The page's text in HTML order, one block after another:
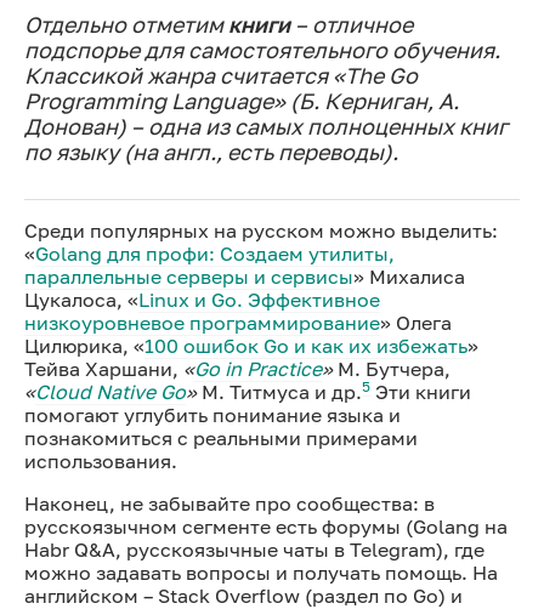
Отдельно отметимкниги– отличное
подспорье для самостоятельного обучения.
Классикой жанра считается«The Go
Programming Language»(Б. Керниган, А.
Донован) – одна из самых полноценных книг
по языку (на англ., есть переводы).
Среди популярных на русском можно выделить:
«Golang для профи: Создаем утилиты,
параллельные серверы и сервисы» Михалиса
Цукалоса, «Linux и Go. Эффективное
низкоуровневое программирование» Олега
Цилюрика, «100 ошибок Go и как их избежать»
Тейва Харшани, «Go in Practice»М. Бутчера,
«Cloud Native Go»М. Титмуса и др.5 Эти книги
помогают углубить понимание языка и
познакомиться с реальными примерами
использования.
Наконец, не забывайте про сообщества: в
русскоязычном сегменте есть форумы (Golang на
Habr Q&A, русскоязычные чаты в Telegram), где
можно задавать вопросы и получать помощь. На
английском – Stack Overflow (раздел по Go) и